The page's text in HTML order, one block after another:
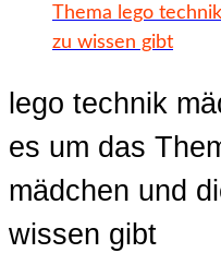
Thema lego
zu wissen gibt
lego technik
es um das
mädchen und
wissen gibt